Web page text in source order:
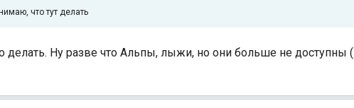
что тут делать
делать. Ну разве что Альпы, лыжи, но они больше не доступны (